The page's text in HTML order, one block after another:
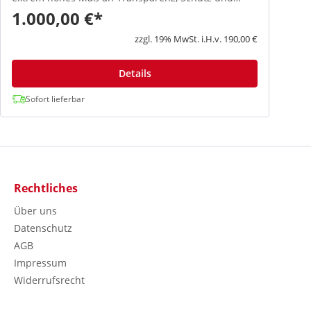
1.000,00 €*
zzgl. 19% MwSt. i.H.v. 190,00 €
Details
Sofort lieferbar
Rechtliches
Über uns
Datenschutz
AGB
Impressum
Widerrufsrecht